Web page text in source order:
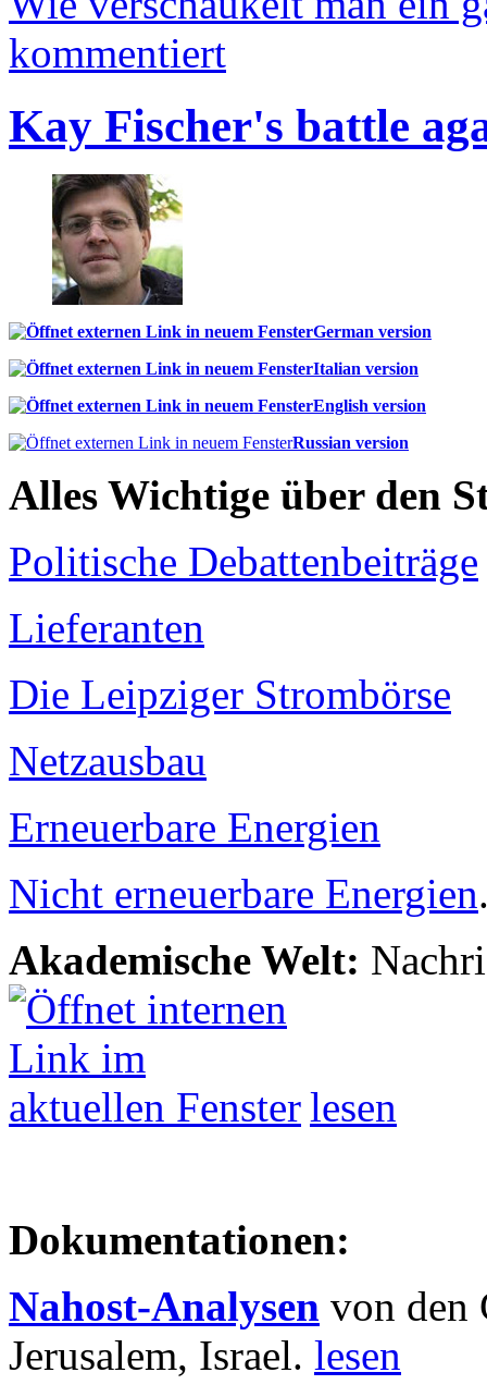
kommentiert
Kay Fischer's battle
German version
Italian version
English version
Russian version
Alles Wichtige über den
Politische Debattenbeiträge
Lieferanten
Die Leipziger Strombörse
Netzausbau
Erneuerbare Energien
Nicht erneuerbare Energien
Akademische Welt:
lesen
Dokumentationen:
Nahost-Analysen von den
Jerusalem, Israel. lesen